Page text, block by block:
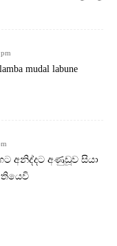
mudal labune
අනිද්දට අණුඩූව සියා